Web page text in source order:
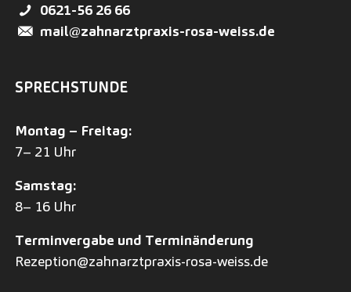
0621-56 26 66
mail@zahnarztpraxis-rosa-weiss.de
SPRECHSTUNDE
Montag – Freitag:
7– 21 Uhr
Samstag:
8– 16 Uhr
Terminvergabe und Terminänderung
Rezeption@zahnarztpraxis-rosa-weiss.de